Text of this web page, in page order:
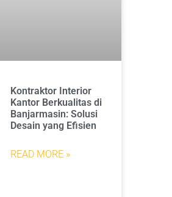
Kontraktor Interior
Kantor Berkualitas di
Banjarmasin: Solusi
Desain yang Efisien
READ MORE »